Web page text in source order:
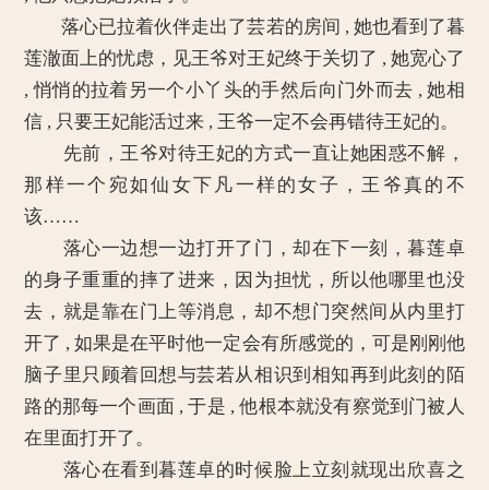
落心已拉着伙伴走出了芸若的房间 , 她也看到了暮
莲澈面上的忧虑，见王爷对王妃终于关切了 , 她宽心了
, 悄悄的拉着另一个小丫头的手然后向门外而去 , 她相
信 , 只要王妃能活过来 , 王爷一定不会再错待王妃的。
先前，王爷对待王妃的方式一直让她困惑不解，
那样一个宛如仙女下凡一样的女子，王爷真的不
该……
落心一边想一边打开了门，却在下一刻，暮莲卓
的身子重重的摔了进来，因为担忧，所以他哪里也没
去，就是靠在门上等消息，却不想门突然间从内里打
开了 , 如果是在平时他一定会有所感觉的，可是刚刚他
脑子里只顾着回想与芸若从相识到相知再到此刻的陌
路的那每一个画面 , 于是 , 他根本就没有察觉到门被人
在里面打开了。
落心在看到暮莲卓的时候脸上立刻就现出欣喜之